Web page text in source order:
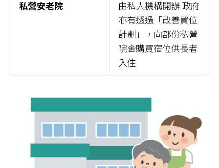
私營安老院
由私人機構開辦 政府
亦有透過「改善買位
計劃」，向部份私營
院舍購買宿位供長者
入住